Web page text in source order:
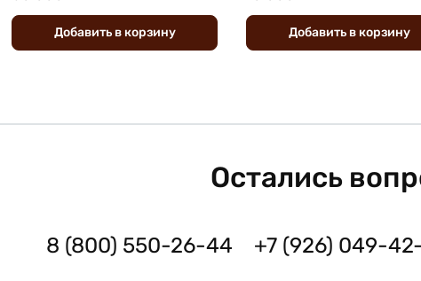
Добавить вкорзину Добавить вкорзину
Остались
8 (800) 550-26-44 +7 (926) 049-